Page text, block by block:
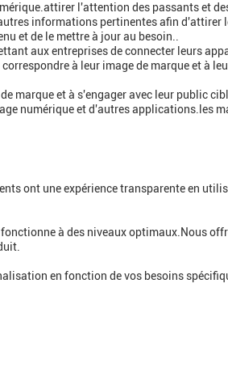
l'attention des passants et
informations pertinentes afin d'attirer
et de le mettre à jour au besoin..
aux entreprises de connecter leurs
à leur image de marque et à
marque et à s'engager avec leur public
numérique et d'autres applications.les
ont une expérience transparente en
à des niveaux optimaux.Nous
en fonction de vos besoins